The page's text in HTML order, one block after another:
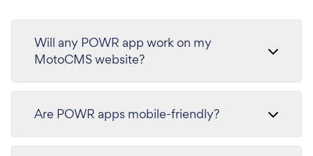
Will any POWR app work on my
MotoCMS website?
Are POWR apps mobile-friendly?